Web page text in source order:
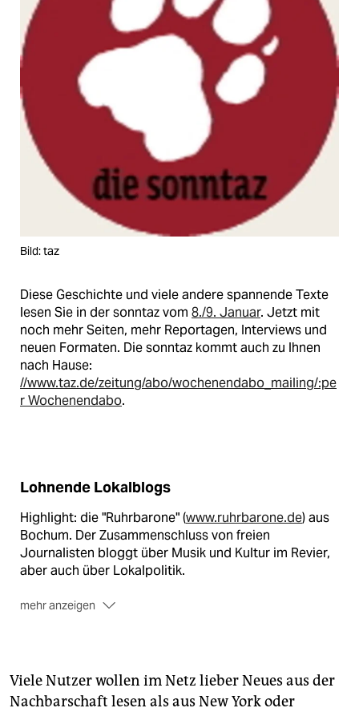
Bild: taz
Diese Geschichte und viele andere spannende Texte
lesen Sie in der sonntaz vom 8./9. Januar. Jetzt mit
noch mehr Seiten, mehr Reportagen, Interviews und
neuen Formaten. Die sonntaz kommt auch zu Ihnen
nach Hause:
//www.taz.de/zeitung/abo/wochenendabo_mailing/:pe
r Wochenendabo.
Lohnende Lokalblogs
Highlight: die "Ruhrbarone" (www.ruhrbarone.de) aus
Bochum. Der Zusammenschluss von freien
Journalisten bloggt über Musik und Kultur im Revier,
aber auch über Lokalpolitik.
mehr anzeigen
das Viertel.
Hansdampf: Hardy Prothmann (www.prothmann.org
Viele Nutzer wollen im Netz lieber Neues aus der
Nachbarschaft lesen als aus New York oder